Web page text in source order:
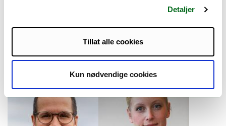
Detaljer
Tillat alle cookies
Kun nødvendige cookies